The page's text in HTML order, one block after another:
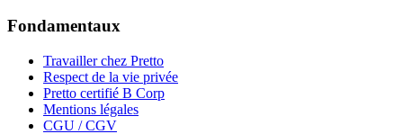
Fondamentaux
Travailler chez Pretto
Respect de la vie privée
Pretto certifié B Corp
Mentions légales
CGU / CGV